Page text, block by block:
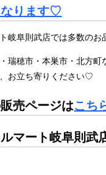
ります♡
岐阜則武店では多数の
瑞穂市・本巣市・北方町
お立ち寄りください♡
売ページはこち
マート岐阜則武